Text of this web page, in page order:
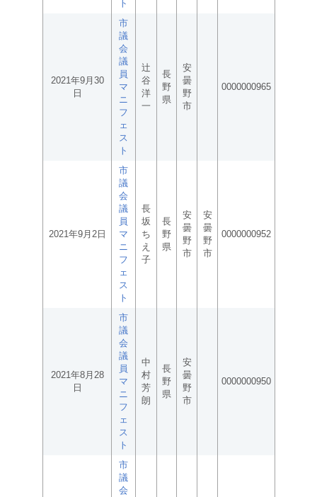
ト
2021年9月30
日
市
議
会
議
員
マ
ニ
フ
ェ
ス
ト
辻
谷
洋
一
長
野
県
安
曇
野
市
0000000965
2021年9月2日
市
議
会
議
員
マ
ニ
フ
ェ
ス
ト
長
坂
ち
え
子
長
野
県
安
曇
野
市
安
曇
野
市
0000000952
2021年8月28
日
市
議
会
議
員
マ
ニ
フ
ェ
ス
ト
中
村
芳
朗
長
野
県
安
曇
野
市
0000000950
市
議
会